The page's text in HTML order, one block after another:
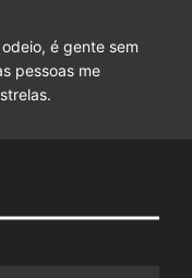
é gente sem
pessoas me